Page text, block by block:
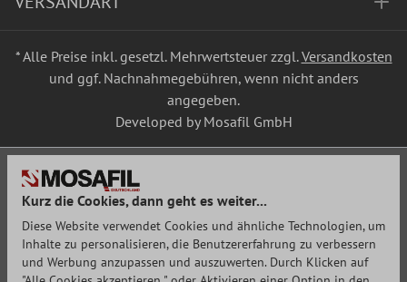
* Alle Preise inkl. gesetzl. Mehrwertsteuer zzgl.Versandkosten
und ggf. Nachnahmegebühren, wenn nicht anders
angegeben.
Developed by Mosafil GmbH
Kurz die Cookies, dann geht es weiter...
Diese Website verwendet Cookies und ähnliche Technologien, um
Inhalte zu personalisieren, die Benutzererfahrung zu verbessern
und Werbung anzupassen und auszuwerten. Durch Klicken auf